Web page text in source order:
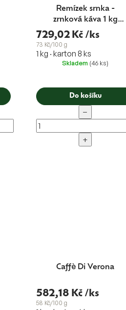
Remízek srnka -
zrnková káva 1 kg
blend Nr.3
729,02 Kč /ks
73 Kč/100 g
1 kg · karton 8 ks
Skladem (46 ks)
Do košíku
−
+
Caffè Di Verona
582,18 Kč /ks
58 Kč/100 g